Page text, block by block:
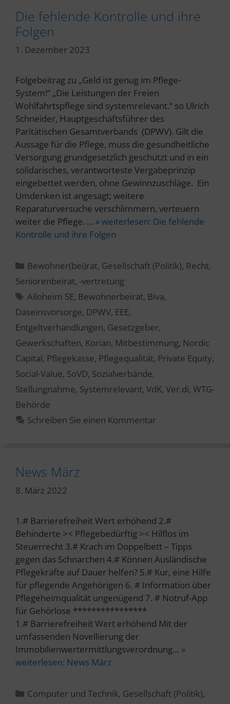
Die fehlende Kontrolle und ihre
Folgen
1. Dezember 2023
Folgebeitrag zu „Geld ist genug im Pflege-
System!“ „Die Leistungen der Freien
Wohlfahrtspflege sind systemrelevant.“ so Ulrich
Schneider, Hauptgeschäftsführer des
Paritätischen Gesamtverbands (DPWV). Gilt die
Aussage für die Pflege, muss die gesundheitliche
Versorgung grundgesetzlich geschützt und in ein
solidarisches, verantworteste Vergabeprinzip
eingebettet werden, ohne Gewinnzuschläge. Ein
Umdenken ist angesagt; weitere
Reparaturversuche verschlimmern, verteuern
weiter die Pflege. … » weiterlesen: Die fehlende
Kontrolle und ihre Folgen
Kategorien
Bewohner(bei)rat, Gesellschaft (Politik), Recht,
Seniorenbeirat, -vertretung
Schlagwörter
Alloheim SE, Bewohnerbeirat, Biva,
Daseinsvorsorge, DPWV, EEE,
Entgeltverhandlungen, Gesetzgeber,
Gewerkschaften, Korian, Mitbestimmung, Nordic
Capital, Pflegekasse, Pflegequalität, Private Equity,
Social-Value, SoVD, Sozialverbände,
Stellungnahme, Systemrelevant, VdK, Ver.di, WTG-
Behörde
Schreiben Sie einen Kommentar
News März
8. März 2022
1.# Barrierefreiheit Wert erhöhend 2.#
Behinderte >< Pflegebedürftig >< Hilflos im
Steuerrecht 3.# Krach im Doppelbett – Tipps
gegen das Schnarchen 4.# Können Ausländische
Pflegekräfte auf Dauer helfen? 5.# Kur, eine Hilfe
für pflegende Angehörigen 6. # Information über
Pflegeheimqualität ungenügend 7. # Notruf-App
für Gehörlose ****************
1.# Barrierefreiheit Wert erhöhend Mit der
umfassenden Novellierung der
Immobilienwertermittlungsverordnung… »
weiterlesen: News März
Kategorien
Computer und Technik, Gesellschaft (Politik),